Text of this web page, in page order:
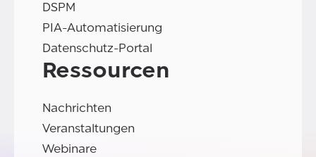
DSPM
PIA-Automatisierung
Datenschutz-Portal
Ressourcen
Nachrichten
Veranstaltungen
Webinare